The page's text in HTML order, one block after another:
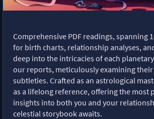
Comprehensive PDF readings, spanning
for birth charts, relationship analyses,
deep into the intricacies of each
our reports, meticulously examining their
subtleties. Crafted as an astrological
as a lifelong reference, offering the most
insights into both you and your
celestial storybook awaits.